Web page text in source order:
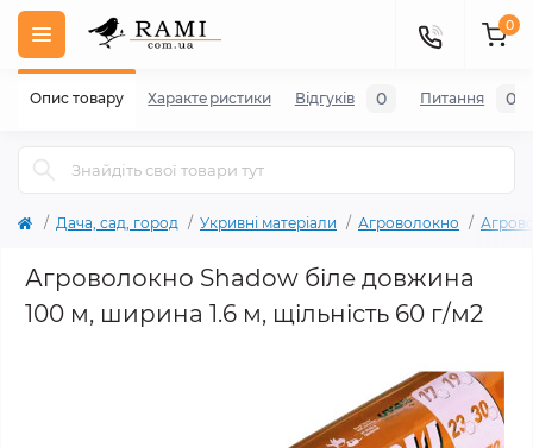
0
Дача, сад, город Укривні матеріали Агроволокно
Агроволокно Shadow біле довжина
100 м, ширина 1.6 м, щільність 60 г/м2
Опис товару Характеристики Відгуків 0 Питання 0